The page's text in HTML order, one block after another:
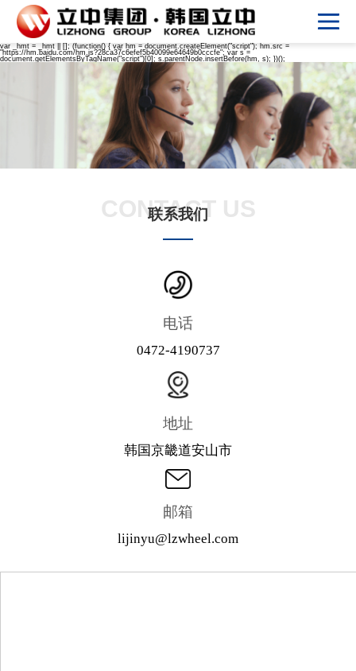
var _hmt = _hmt || []; (function() { var hm = document.createElement("script"); hm.src =
"https://hm.baidu.com/hm.js?28ca37c6efef5b40099e64649b0cccfe"; var s =
document.getElementsByTagName("script")[0]; s.parentNode.insertBefore(hm, s); })();
CONTACT US
联系我们
电话
0472-4190737
地址
韩国京畿道安山市
邮箱
lijinyu@lzwheel.com